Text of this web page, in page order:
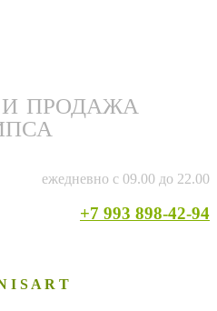
И ПРОДАЖА
ежедневно с 09.00 до 22.00
+7 993 898-42-94
I S A R T